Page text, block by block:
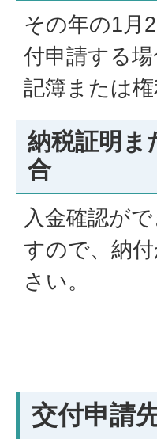
その年の1月
付申請する
記簿または権
納税証明ま
合
入金確認が
すので、納
さい。
交付申請